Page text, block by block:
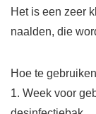
Het is een zeer
naalden, die
Hoe te
1. Week voor